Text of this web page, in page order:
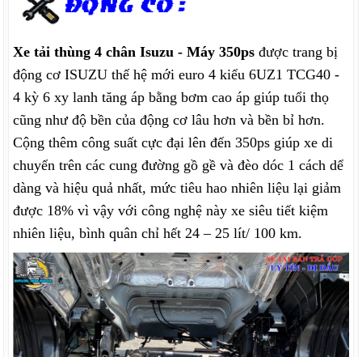
Xe tải thùng 4 chân Isuzu - Máy 350ps được trang bị
động cơ ISUZU thế hệ mới euro 4 kiểu 6UZ1 TCG40 -
4 kỳ 6 xy lanh tăng áp bằng bơm cao áp giúp tuổi thọ
cũng như độ bền của động cơ lâu hơn và bền bỉ hơn.
Cộng thêm công suất cực đại lên đến 350ps giúp xe di
chuyển trên các cung đường gồ gề và đèo dóc 1 cách dể
dàng và hiệu quả nhất, mức tiêu hao nhiên liệu lại giảm
được 18% vì vậy với công nghệ này xe siêu tiết kiệm
nhiên liệu, bình quân chỉ hết 24 – 25 lít/ 100 km.